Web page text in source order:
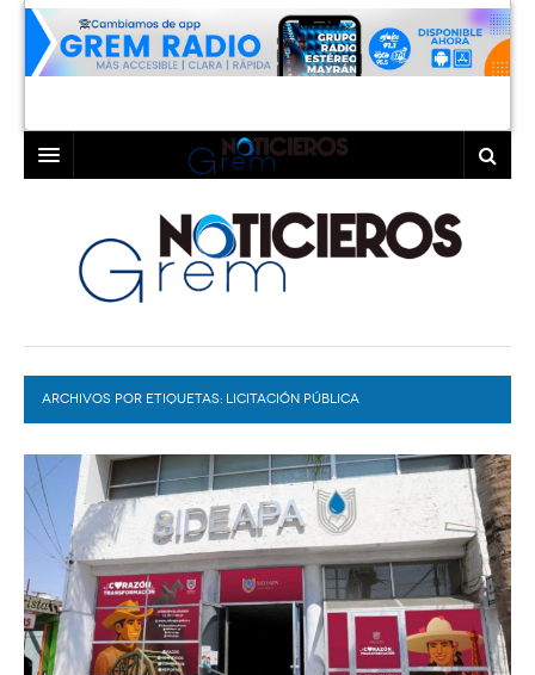
LAGUNA
TORREÓN
GÓMEZ PALACIO
LERDO
COAHUILA
DURANGO
DEPORTES
EXA
EL EXACTO
EXA INFORMA
GLOBO
CONTEXTOS
TRAYECTO LAGUNA
DIÁLOGOS CON LA HISTORIA
TWEETS AND BEATS
COLABORADORES
PC29
ACTUALIDADES GREM
ARCHIVOS POR ETIQUETAS: LICITACIÓN PÚBLICA